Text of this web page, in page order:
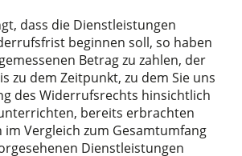
dass die Dienstleistungen
beginnen soll, so haben
Betrag zu zahlen, der
zu dem Zeitpunkt, zu dem Sie uns
des Widerrufsrechts hinsichtlich
bereits erbrachten
Vergleich zum Gesamtumfang
Dienstleistungen